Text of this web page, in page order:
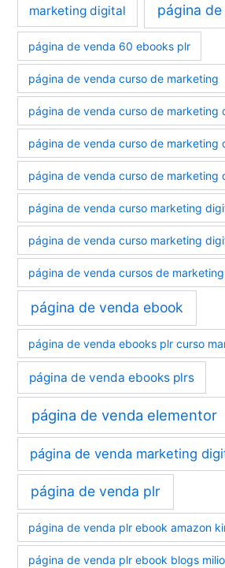
marketing digital página
página de venda 60 ebooks plr
página de venda curso de marketing
página de venda curso de marketing
página de venda curso de marketing
página de venda curso de marketing
página de venda curso marketing
página de venda curso marketing
página de venda cursos de
página de venda ebook
página de venda ebooks plr curso
página de venda ebooks plrs
página de venda elementor
página de venda marketing
página de venda plr
página de venda plr ebook amazon
página de venda plr ebook blogs